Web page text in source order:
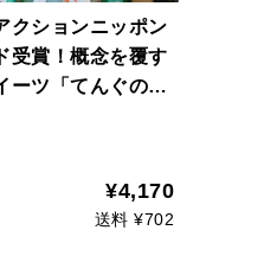
クションニッポン
受賞！概念を覆す
ーツ「てんぐの玉
¥4,170
送料 ¥702